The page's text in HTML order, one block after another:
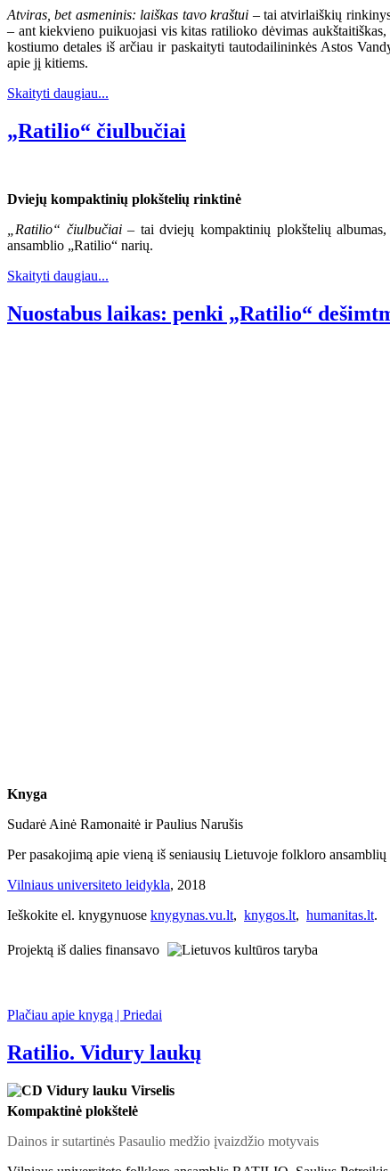
Atviras, bet asmeninis: laiškas tavo kraštui – tai atvirlaiškių
– ant kiekvieno puikuojasi vis kitas ratilioko dėvimas
kostiumo detales iš arčiau ir paskaityti tautodailininkės Astos
apie jį kitiems.
Skaityti daugiau...
„Ratilio“ čiulbučiai
Dviejų kompaktinių plokštelių rinktinė
„Ratilio“ čiulbučiai– tai dviejų kompaktinių plokštelių
ansamblio „Ratilio“ narių.
Skaityti daugiau...
Nuostabus laikas: penki „Ratilio“
Knyga
Sudarė Ainė Ramonaitė ir Paulius Narušis
Per pasakojimą apie vieną iš seniausių Lietuvoje folkloro
Vilniaus universiteto leidykla, 2018
Ieškokite el. knygynuose knygynas.vu.lt, knygos.lt, humanitas.lt.
Projektą iš dalies finansavo
Plačiau apie knygą | Priedai
Ratilio. Vidury laukų
Kompaktinė plokštelė
Dainos ir sutartinės Pasaulio medžio įvaizdžio motyvais